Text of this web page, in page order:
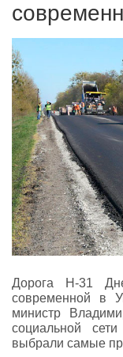
Дорога Н-31
современной в
министр
социальной
выбрали самые